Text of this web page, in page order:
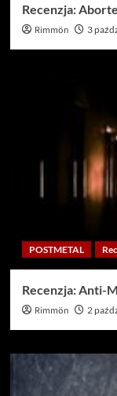
Recenzja:
Rimmön 3
POSTMETAL
Recenzja: Anti-
Rimmön 2